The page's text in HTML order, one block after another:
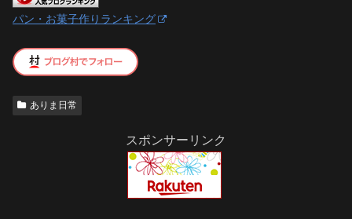
パン・お菓子作りランキング
ありま日常
スポンサーリンク